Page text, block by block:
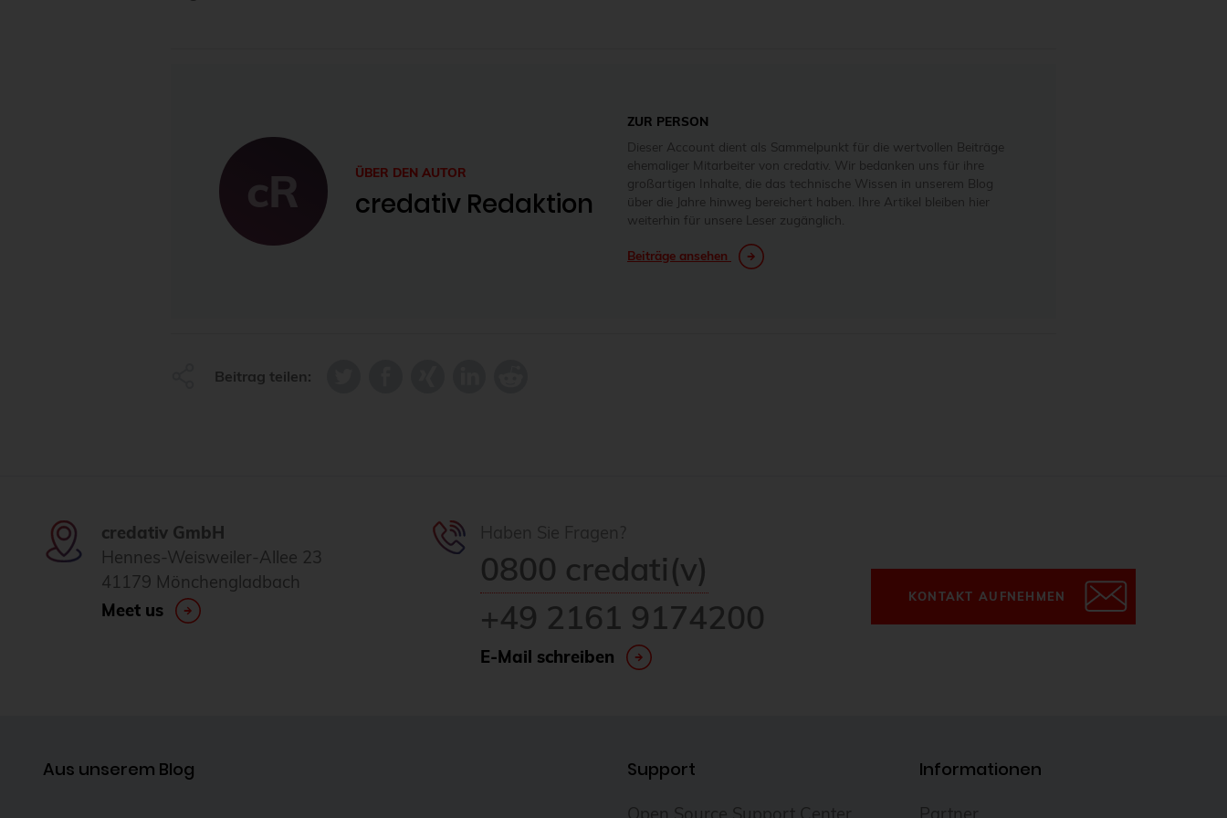
cR ÜBER DEN AUTOR
credativ Redaktion
ZUR PERSON
Dieser Account dient als Sammelpunkt für die wertvollen Beiträge
ehemaliger Mitarbeiter von credativ. Wir bedanken uns für ihre
großartigen Inhalte, die das technische Wissen in unserem Blog
über die Jahre hinweg bereichert haben. Ihre Artikel bleiben hier
weiterhin für unsere Leser zugänglich.
Beiträge ansehen
Beitrag teilen:
credativ GmbH
Hennes-Weisweiler-Allee 23
41179 Mönchengladbach
Meet us
0800 credati(v)
+49 2161 9174200
E-Mail schreiben
KONTAKT AUFNEHMEN
Aus unserem Blog Support Informationen